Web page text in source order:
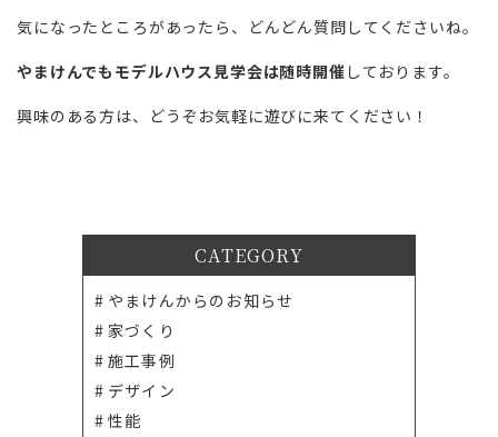
気になったところがあったら、どんどん質問してくださいね。
やまけんでもモデルハウス見学会は随時開催 しております。
興味のある方は、どうぞお気軽に遊びに来てください！
CATEGORY
やまけんからのお知らせ
家づくり
施工事例
デザイン
性能